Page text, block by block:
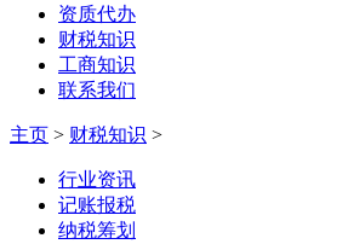
资质代办
财税知识
工商知识
联系我们
主页 > 财税知识 >
行业资讯
记账报税
纳税筹划